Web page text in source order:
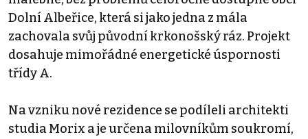
Dolní Albeřice, která si jako jedna z mála
zachovala svůj původní krkonošský ráz. Projekt
dosahuje mimořádné energetické úspornosti
třídy A.
Na vzniku nové rezidence se podíleli architekti
studia Morix a je určena milovníkům soukromí,